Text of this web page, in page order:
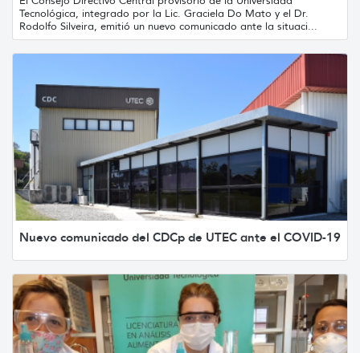
Tecnológica, integrado por la Lic. Graciela Do Mato y el Dr.
Rodolfo Silveira, emitió un nuevo comunicado ante la situaci...
Nuevo comunicado del CDCp de UTEC ante el COVID-19